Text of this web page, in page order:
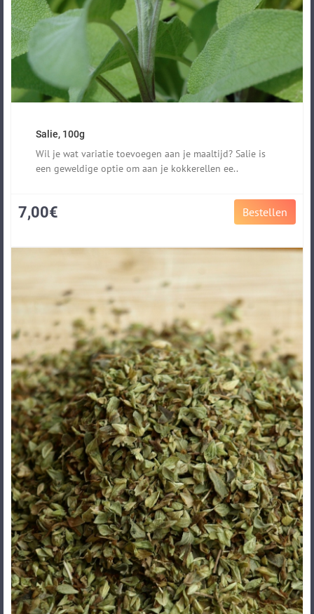
Salie, 100g
Wil je wat variatie toevoegen aan je maaltijd? Salie is
een geweldige optie om aan je kokkerellen ee..
Bestellen
7,00€